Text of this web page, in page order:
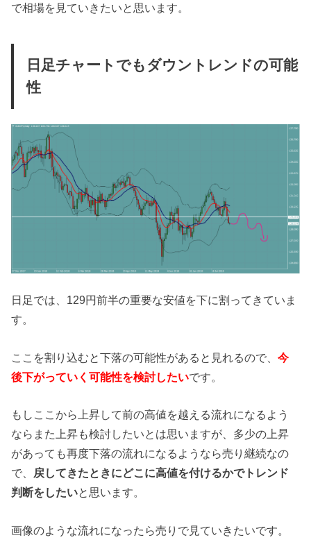
で相場を見ていきたいと思います。
日足チャートでもダウントレンドの可能
性
日足では、129円前半の重要な安値を下に割ってきていま
す。
ここを割り込むと下落の可能性があると見れるので、今
後下がっていく可能性を検討したいです。
もしここから上昇して前の高値を越える流れになるよう
ならまた上昇も検討したいとは思いますが、多少の上昇
があっても再度下落の流れになるようなら売り継続なの
で、 戻してきたときにどこに高値を付けるかでトレンド
判断をしたいと思います。
画像のような流れになったら売りで見ていきたいです。